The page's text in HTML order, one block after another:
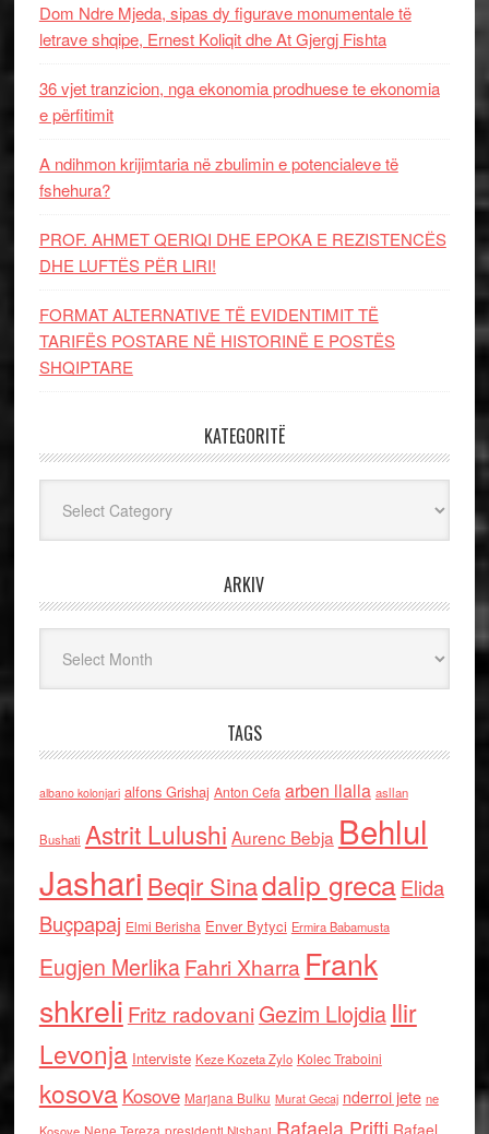
Dom Ndre Mjeda, sipas dy figurave monumentale të
letrave shqipe, Ernest Koliqit dhe At Gjergj Fishta
36 vjet tranzicion, nga ekonomia prodhuese te ekonomia
e përfitimit
A ndihmon krijimtaria në zbulimin e potencialeve të
fshehura?
PROF. AHMET QERIQI DHE EPOKA E REZISTENCЁS
DHE LUFTЁS PЁR LIRI!
FORMAT ALTERNATIVE TË EVIDENTIMIT TË
TARIFËS POSTARE NË HISTORINË E POSTËS
SHQIPTARE
KATEGORITË
ARKIV
TAGS
albano kolonjari alfons Grishaj Anton Cefa arben llalla asllan
Bushati Astrit Lulushi Aurenc Bebja Behlul
Jashari Beqir Sinadalip grecaElida
Buçpapaj Elmi Berisha Enver Bytyci Ermira Babamusta
Eugjen MerlikaFahri Xharra Frank
shkreli Fritz radovaniGezim Llojdia Ilir
Levonja Interviste Keze Kozeta Zylo Kolec Traboini
kosova Kosove Marjana Bulku Murat Gecaj nderroi jete ne
Rafaela Prifti